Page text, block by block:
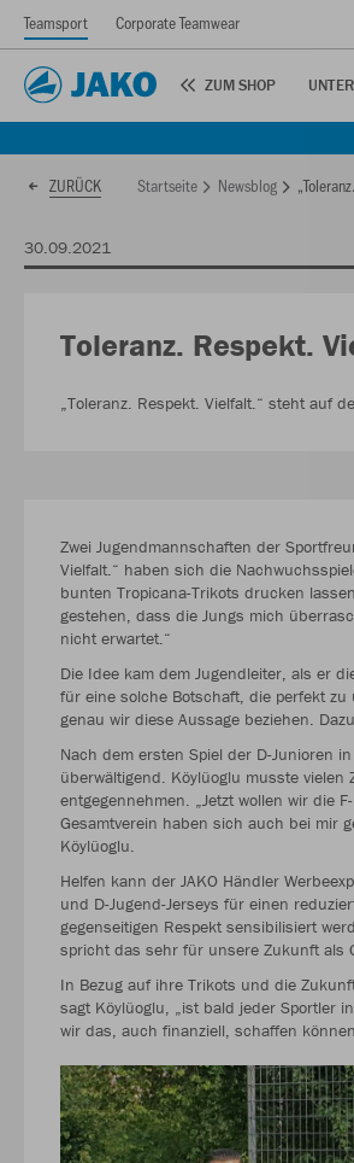
Teamsport Corporate Teamwear
ZUM SHOP
ZURÜCK Startseite Newsblog
30.09.2021
Toleranz. Respekt.
„Toleranz. Respekt. Vielfalt.“ steht auf
Zwei Jugendmannschaften der
Vielfalt.“ haben sich die
bunten Tropicana-Trikots drucken
gestehen, dass die Jungs mich
nicht erwartet.“
Die Idee kam dem Jugendleiter, als er
für eine solche Botschaft, die perfekt
genau wir diese Aussage beziehen.
Nach dem ersten Spiel der D-Junioren
überwältigend. Köylüoglu musste
entgegennehmen. „Jetzt wollen wir die
Gesamtverein haben sich auch bei mir
Köylüoglu.
Helfen kann der JAKO Händler
und D-Jugend-Jerseys für einen
gegenseitigen Respekt sensibilisiert
spricht das sehr für unsere Zukunft als
In Bezug auf ihre Trikots und die
sagt Köylüoglu, „ist bald jeder Sportler
wir das, auch finanziell, schaffen